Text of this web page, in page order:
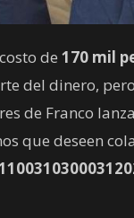
de 170 mil
del dinero,
de Franco
que deseen